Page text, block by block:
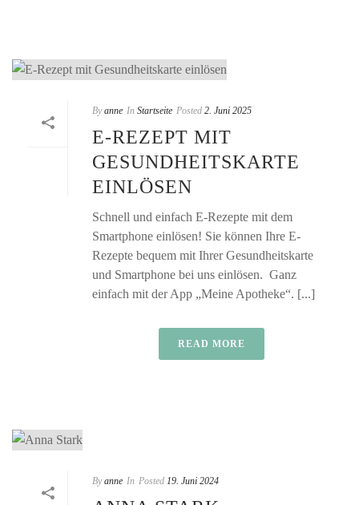
By anne In Startseite Posted 2. Juni 2025
E-REZEPT MIT
GESUNDHEITSKARTE
EINLÖSEN
Schnell und einfach E-Rezepte mit dem
Smartphone einlösen! Sie können Ihre E-
Rezepte bequem mit Ihrer Gesundheitskarte
und Smartphone bei uns einlösen. Ganz
einfach mit der App „Meine Apotheke“. [...]
READ MORE
By anne In Posted 19. Juni 2024